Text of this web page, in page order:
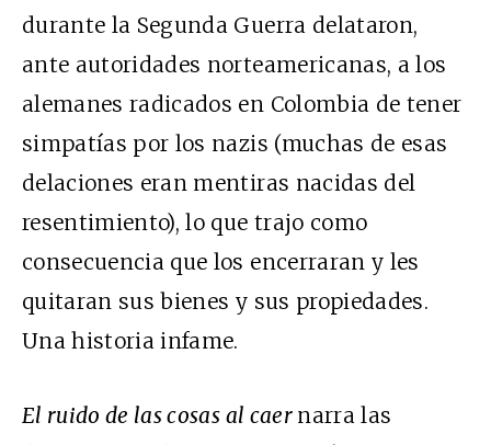
durante la Segunda Guerra delataron,
ante autoridades norteamericanas, a los
alemanes radicados en Colombia de tener
simpatías por los nazis (muchas de esas
delaciones eran mentiras nacidas del
resentimiento), lo que trajo como
consecuencia que los encerraran y les
quitaran sus bienes y sus propiedades.
Una historia infame.
El ruido de las cosas al caer narra las